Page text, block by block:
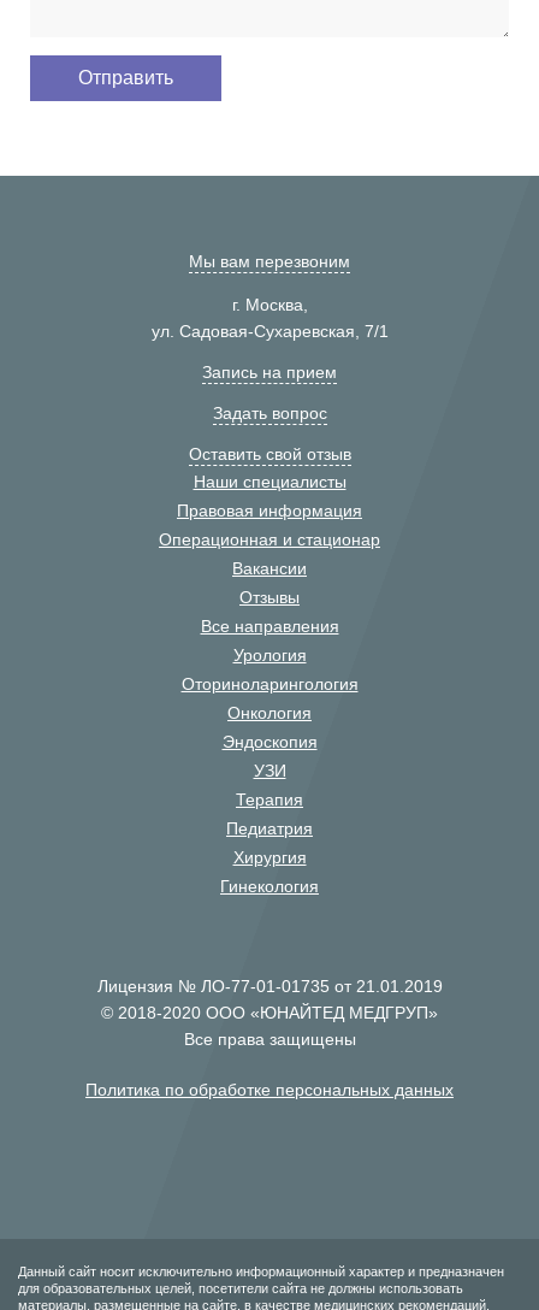
Мы вам перезвоним
г. Москва,
ул. Садовая-Сухаревская, 7/1
Запись на прием
Задать вопрос
Оставить свой отзыв
Наши специалисты
Правовая информация
Операционная и стационар
Вакансии
Отзывы
Все направления
Урология
Оториноларингология
Онкология
Эндоскопия
УЗИ
Терапия
Педиатрия
Хирургия
Гинекология
Лицензия № ЛО-77-01-01735 от 21.01.2019
© 2018-2020 ООО «ЮНАЙТЕД МЕДГРУП»
Все права защищены
Политика по обработке персональных данных
Данный сайт носит исключительно информационный характер и предназначен
для образовательных целей, посетители сайта не должны использовать
материалы, размещенные на сайте, в качестве медицинских рекомендаций.